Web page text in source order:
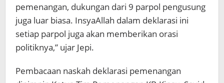
pemenangan, dukungan dari 9 parpol pengusung
juga luar biasa. InsyaAllah dalam deklarasi ini
setiap parpol juga akan memberikan orasi
politiknya,” ujar Jepi.
Pembacaan naskah deklarasi pemenangan